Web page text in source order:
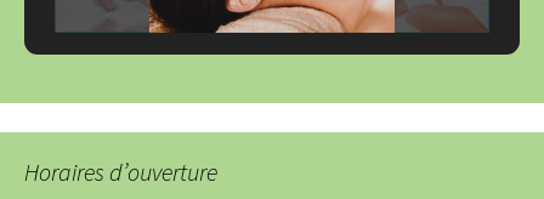
Horaires d’ouverture